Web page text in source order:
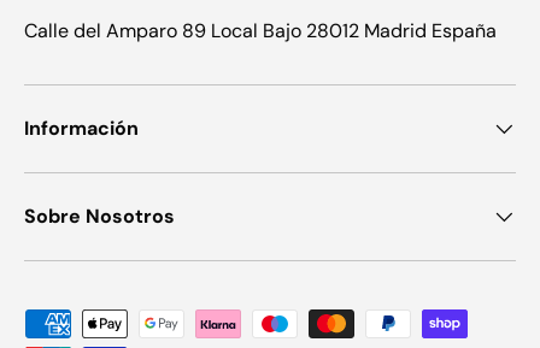
Calle del Amparo 89 Local Bajo 28012 Madrid España
Información
Sobre Nosotros
Formas de pago aceptadas